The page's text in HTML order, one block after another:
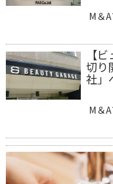
M＆
【
切り
社」
M＆